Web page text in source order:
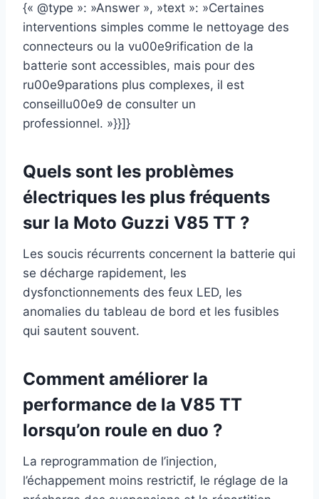
{« @type »: »Answer », »text »: »Certaines
interventions simples comme le nettoyage des
connecteurs ou la vu00e9rification de la
batterie sont accessibles, mais pour des
ru00e9parations plus complexes, il est
conseillu00e9 de consulter un
professionnel. »}}]}
Quels sont les problèmes
électriques les plus fréquents
sur la Moto Guzzi V85 TT ?
Les soucis récurrents concernent la batterie qui
se décharge rapidement, les
dysfonctionnements des feux LED, les
anomalies du tableau de bord et les fusibles
qui sautent souvent.
Comment améliorer la
performance de la V85 TT
lorsqu’on roule en duo ?
La reprogrammation de l’injection,
l’échappement moins restrictif, le réglage de la